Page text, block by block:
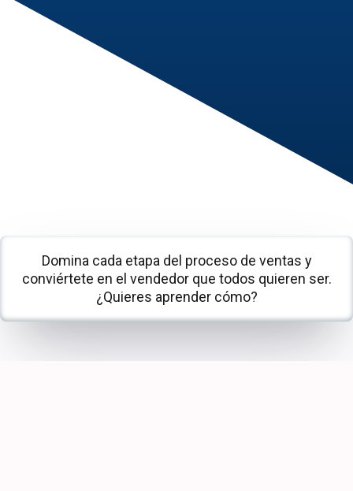
Domina cada etapa del proceso de ventas y
conviértete en el vendedor que todos quieren ser.
¿Quieres aprender cómo?